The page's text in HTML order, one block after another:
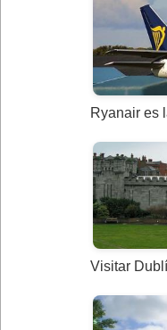
Ryanair es
Visitar